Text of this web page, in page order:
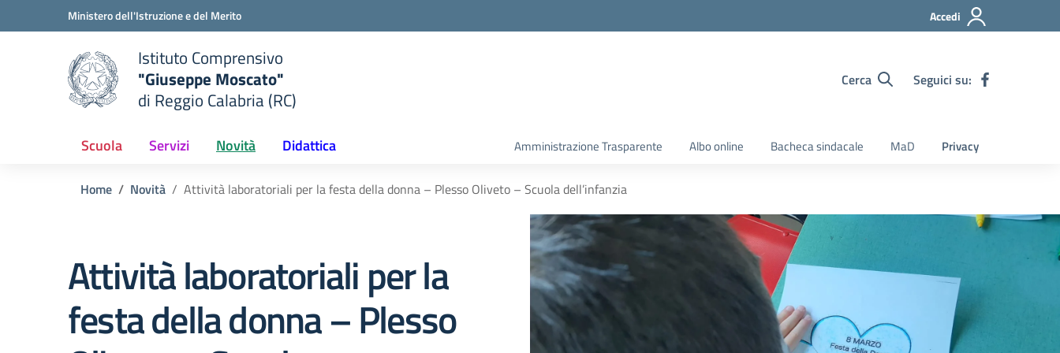
Vai ai contenuti
Vai al menu di navigazioneMinistero dell'Istruzione e del Merito Accedi
scuola
Istituto Comprensivo
"Giuseppe Moscato"
di Reggio Calabria (RC)
Cerca Seguici su:
Scuola Servizi Novità Didattica Amministrazione Trasparente Albo online Bacheca sindacale MaD Privacy
Home Novità Attività laboratoriali per la festa della donna – Plesso Oliveto – Scuola dell’infanzia
Attività laboratoriali per la
festa della donna – Plesso